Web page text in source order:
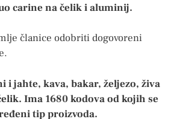
carine na čelik i aluminij.
članice odobriti dogovoreni
i jahte, kava, bakar, željezo, živa
Ima 1680 kodova od kojih se
tip proizvoda.